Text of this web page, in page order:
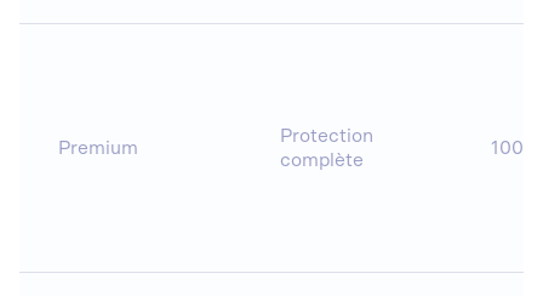
Premium
Protection
complète
100%